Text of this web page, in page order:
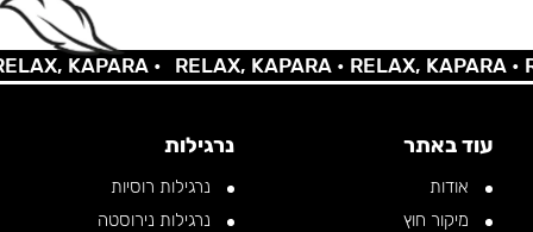
KAPARA • RELAX, KAPARA •RELAX, KAPARA •
עוד באתר
אודות
מיקור חוץ
נרגילות
נרגילות רוסיות
נרגילות נירוסטה